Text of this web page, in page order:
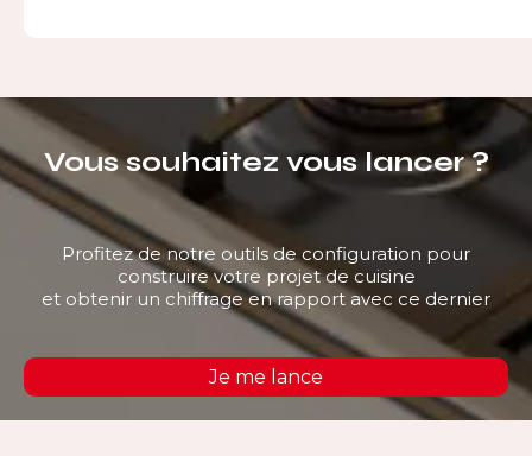
Vous souhaitez vous lancer ?
Profitez de notre outils de configuration pour
construire votre projet de cuisine
et obtenir un chiffrage en rapport avec ce dernier
Je me lance